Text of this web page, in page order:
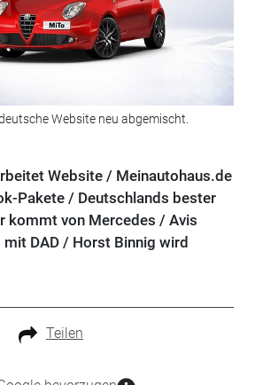
Website neu abgemischt.
Website / Meinautohaus.de
Pakete / Deutschlands bester
kommt von Mercedes / Avis
DAD / Horst Binnig wird
Teilen